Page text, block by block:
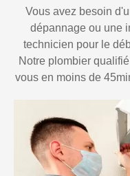
Vous avez besoin
dépannage ou une
technicien pour le
Notre plombier
vous en moins de